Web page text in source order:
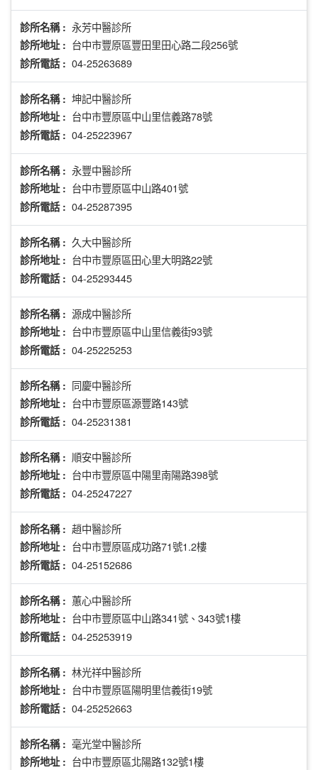
診所名稱 : 永芳中醫診所
診所地址 : 台中市豐原區豐田里田心路二段256號
診所電話 : 04-25263689
診所名稱 : 坤記中醫診所
診所地址 : 台中市豐原區中山里信義路78號
診所電話 : 04-25223967
診所名稱 : 永豐中醫診所
診所地址 : 台中市豐原區中山路401號
診所電話 : 04-25287395
診所名稱 : 久大中醫診所
診所地址 : 台中市豐原區田心里大明路22號
診所電話 : 04-25293445
診所名稱 : 源成中醫診所
診所地址 : 台中市豐原區中山里信義街93號
診所電話 : 04-25225253
診所名稱 : 同慶中醫診所
診所地址 : 台中市豐原區源豐路143號
診所電話 : 04-25231381
診所名稱 : 順安中醫診所
診所地址 : 台中市豐原區中陽里南陽路398號
診所電話 : 04-25247227
診所名稱 : 趙中醫診所
診所地址 : 台中市豐原區成功路71號1.2樓
診所電話 : 04-25152686
診所名稱 : 蕙心中醫診所
診所地址 : 台中市豐原區中山路341號、343號1樓
診所電話 : 04-25253919
診所名稱 : 林光祥中醫診所
診所地址 : 台中市豐原區陽明里信義街19號
診所電話 : 04-25252663
診所名稱 : 毫光堂中醫診所
診所地址 : 台中市豐原區北陽路132號1樓